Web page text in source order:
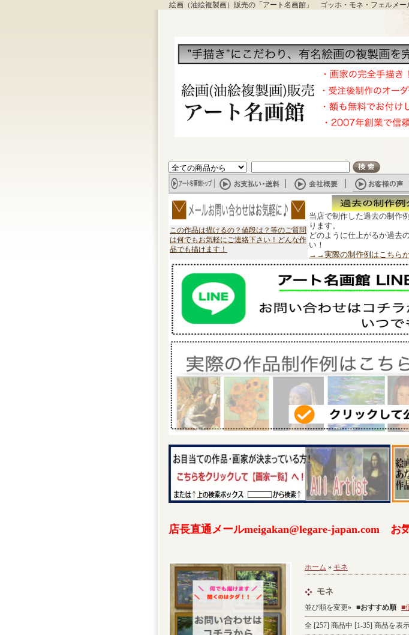
絵画（油絵複製画）販売の「アート名画館」 ゴッホ・モネ・フェルメ
この作品は描けるの？値段は？等のご質問
は何でもお気軽にご連絡下さい！どんな作
品でも描けます！
当店で制作した過去の制作
ります。
どのように仕上がるか過去
い！
→→実際の制作例はこちら
店長直通メールmeigakan@legare-japan.com お
ホーム » モネ
モネ
並び順を変更» ■おすすめ順 ■
全 [257] 商品中 [1-35] 商品を表